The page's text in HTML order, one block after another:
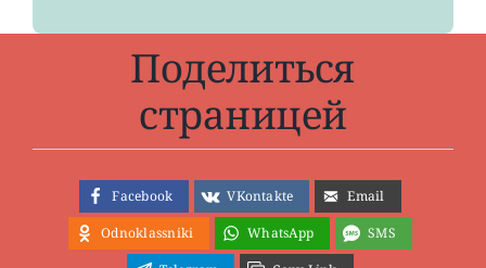
Поделиться
страницей
Facebook VKontakte
Email
Odnoklassniki
WhatsApp
SMS